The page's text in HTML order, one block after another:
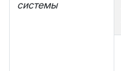
системы